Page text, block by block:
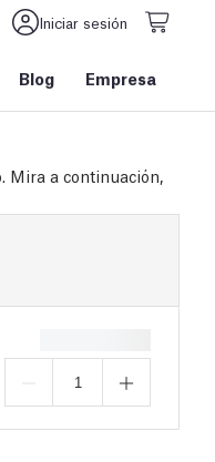
Iniciar sesión
Blog Empresa
Mira a continuación,